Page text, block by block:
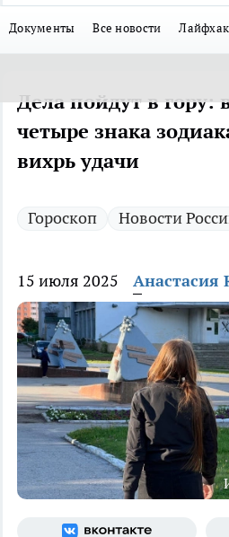
Документы Все новости Лайфхак
Дела пойдут в гору:
четыре знака
вихрь удачи
Гороскоп Новости
15 июля 2025 Анастасия